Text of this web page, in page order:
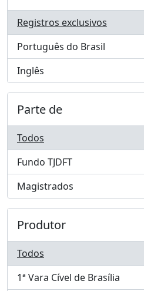
Registros exclusivos
, 1021 resultados
Português do Brasil
, 1021 resultados
Inglês
, 14 resultados
Parte de
Todos
Fundo TJDFT
, 768 resultados
Magistrados
, 253 resultados
Produtor
Todos
1ª Vara Cível de Brasília
, 137 resultados